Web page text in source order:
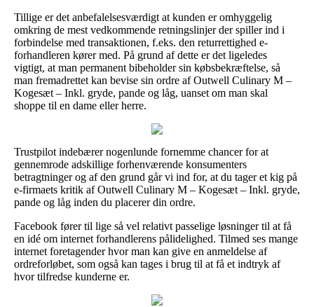
Tillige er det anbefalelsesværdigt at kunden er omhyggelig
omkring de mest vedkommende retningslinjer der spiller ind i
forbindelse med transaktionen, f.eks. den returrettighed e-
forhandleren kører med. På grund af dette er det ligeledes
vigtigt, at man permanent bibeholder sin købsbekræftelse, så
man fremadrettet kan bevise sin ordre af Outwell Culinary M –
Kogesæt – Inkl. gryde, pande og låg, uanset om man skal
shoppe til en dame eller herre.
Trustpilot indebærer nogenlunde fornemme chancer for at
gennemrode adskillige forhenværende konsumenters
betragtninger og af den grund går vi ind for, at du tager et kig på
e-firmaets kritik af Outwell Culinary M – Kogesæt – Inkl. gryde,
pande og låg inden du placerer din ordre.
Facebook fører til lige så vel relativt passelige løsninger til at få
en idé om internet forhandlerens pålidelighed. Tilmed ses mange
internet foretagender hvor man kan give en anmeldelse af
ordreforløbet, som også kan tages i brug til at få et indtryk af
hvor tilfredse kunderne er.